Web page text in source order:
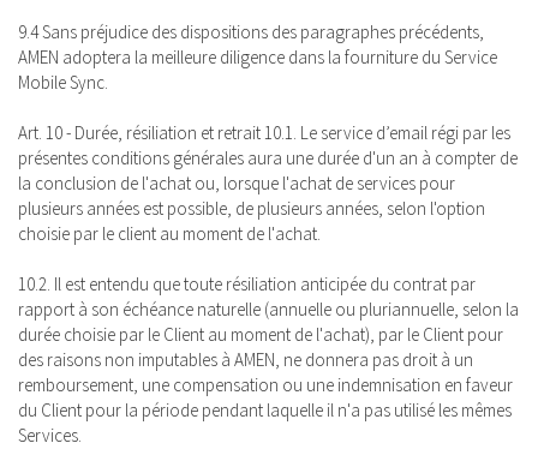
9.4 Sans préjudice des dispositions des paragraphes précédents,
AMEN adoptera la meilleure diligence dans la fourniture du Service
Mobile Sync.
Art. 10 - Durée, résiliation et retrait 10.1. Le service d’email régi par les
présentes conditions générales aura une durée d'un an à compter de
la conclusion de l'achat ou, lorsque l'achat de services pour
plusieurs années est possible, de plusieurs années, selon l'option
choisie par le client au moment de l'achat.
10.2. Il est entendu que toute résiliation anticipée du contrat par
rapport à son échéance naturelle (annuelle ou pluriannuelle, selon la
durée choisie par le Client au moment de l'achat), par le Client pour
des raisons non imputables à AMEN, ne donnera pas droit à un
remboursement, une compensation ou une indemnisation en faveur
du Client pour la période pendant laquelle il n'a pas utilisé les mêmes
Services.